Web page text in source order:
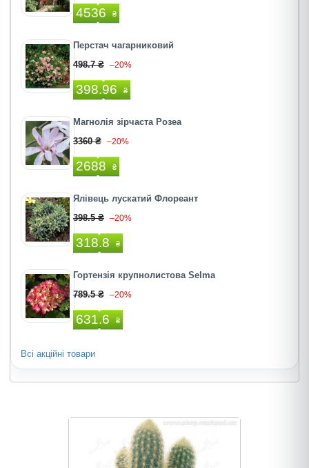
4536 ₴
Перстач чагарниковий
498.7 ₴ –20%
398.96 ₴
Магнолія зірчаста Розеа
3360 ₴ –20%
2688 ₴
Ялівець лускатий Флореант
398.5 ₴ –20%
318.8 ₴
Гортензія крупнолистова Selma
789.5 ₴ –20%
631.6 ₴
Всі акційні товари